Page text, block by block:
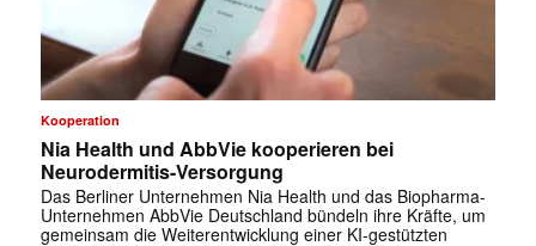
Kooperation
Nia Health und AbbVie kooperieren bei
Neurodermitis-Versorgung
Das Berliner Unternehmen Nia Health und das Biopharma-
Unternehmen AbbVie Deutschland bündeln ihre Kräfte, um
gemeinsam die Weiterentwicklung einer KI-gestützten